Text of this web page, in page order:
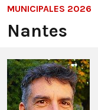
MUNICIPALES 2026
Nantes